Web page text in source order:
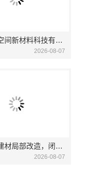
福建尚艺空间新材料科技有限公司，泉州家装价格透明明细
2026-08-07
湖南美宅建材局部改造，闭口合同零增项
2026-08-07